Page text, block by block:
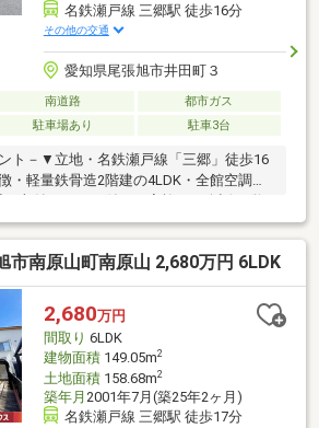
名鉄瀬戸線 三郷駅 徒歩16分
その他の交通
愛知県尾張旭市井田町３
南道路
都市ガス
駐車場あり 駐車3台
ト－▼立地・名鉄瀬戸線「三郷」徒歩16
軽量鉄骨造2階建の4LDK・全館空調採
収納スペース付・ご家族との会話が弾む
収納やWICがある間取り・LDに隣接の和
駐車3台可能(うち1台分はカーポート／車
発電システム(2.62kW)▼周辺環境・バロ
・八反田公園 徒歩7分(約500m)■ ご
手伝いします ━━━━━・・・物件の詳
問い合わせください。
市南原山町南原山 2,680万円 6LDK
2,680万円
間取り 6LDK
建物面積149.05m2
土地面積158.68m2
築年月 2001年7月(築25年2ヶ月)
名鉄瀬戸線 三郷駅 徒歩17分